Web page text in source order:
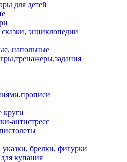
для детей
энциклопедии
напольные
круги
антистресс
брелки, фигурки
купания